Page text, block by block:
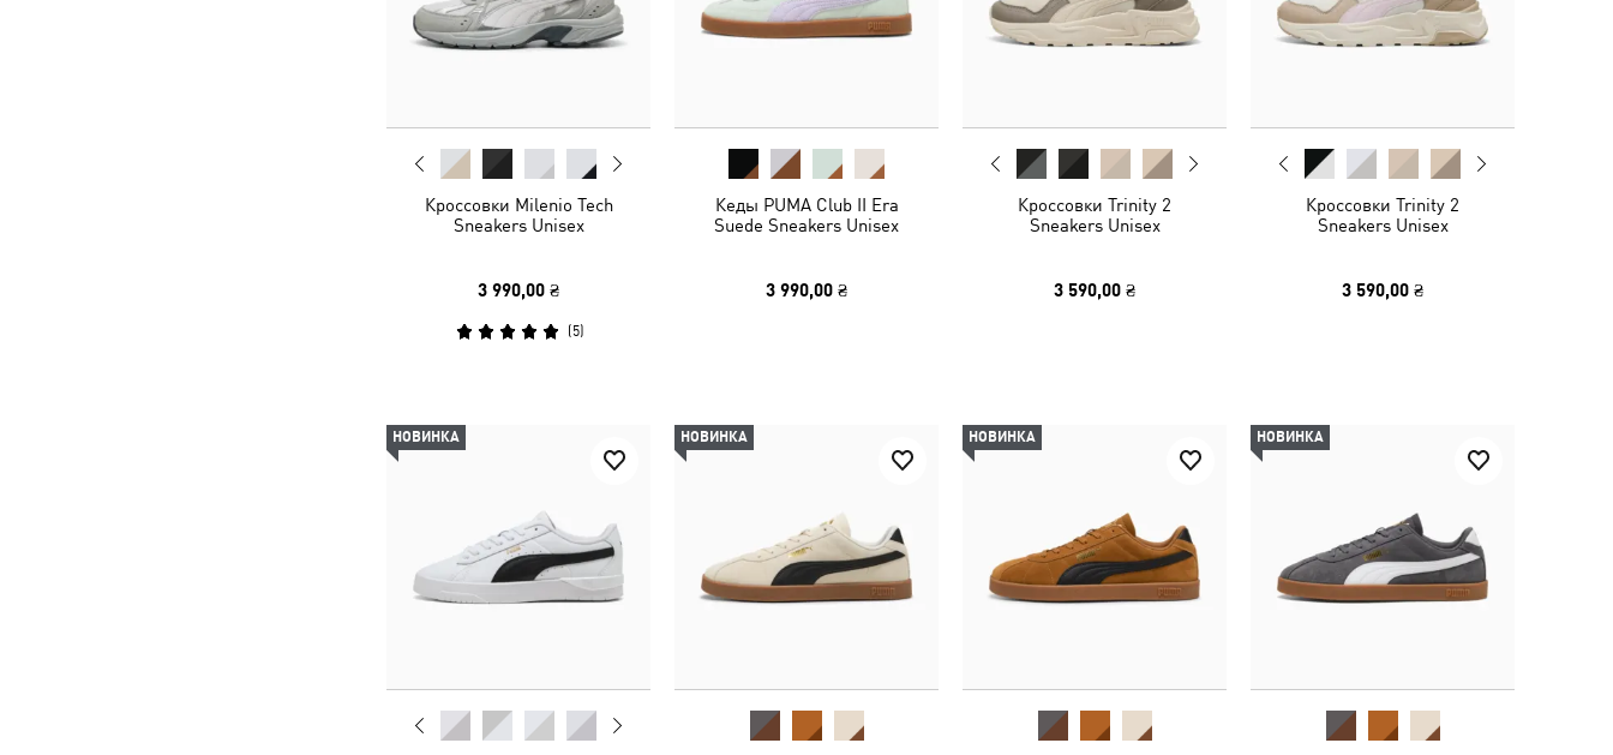
Кроссовки Milenio Tech
Sneakers Unisex
3 990,00 ₴
(5)
Кеды PUMA Club II Era
Suede Sneakers Unisex
3 990,00 ₴
Кроссовки Trinity 2
Sneakers Unisex
3 590,00 ₴
Кроссовки Trinity 2
Sneakers Unisex
3 590,00 ₴
НОВИНКА НОВИНКА НОВИНКА НОВИНКА